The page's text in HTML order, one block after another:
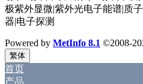
极紫外显微|紫外光电子能谱|质
器|电子探测
Powered by MetInfo 8.1 ©2008-
繁体
首页
产品